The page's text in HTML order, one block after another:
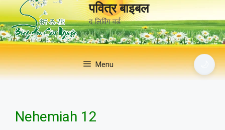
पवित्र बाइबल
द लिविंग वर्ड
Menu
Nehemiah 12